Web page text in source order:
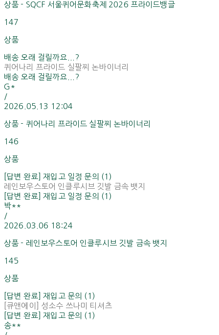
상품 - SQCF 서울퀴어문화축제 2026 프라이드뱅글
147
상품
배송 오래 걸릴까요...?
퀴어나리 프라이드 실팔찌 논바이너리
배송 오래 걸릴까요...?
G*
/
2026.05.13 12:04
상품 - 퀴어나리 프라이드 실팔찌 논바이너리
146
상품
[답변 완료] 재입고 일정 문의 (1)
레인보우스토어 인클루시브 깃발 금속 뱃지
[답변 완료] 재입고 일정 문의 (1)
박**
/
2026.03.06 18:24
상품 - 레인보우스토어 인클루시브 깃발 금속 뱃지
145
상품
[답변 완료] 재입고 문의 (1)
[큐앤에이] 성소수 쓰나미 티셔츠
[답변 완료] 재입고 문의 (1)
송**